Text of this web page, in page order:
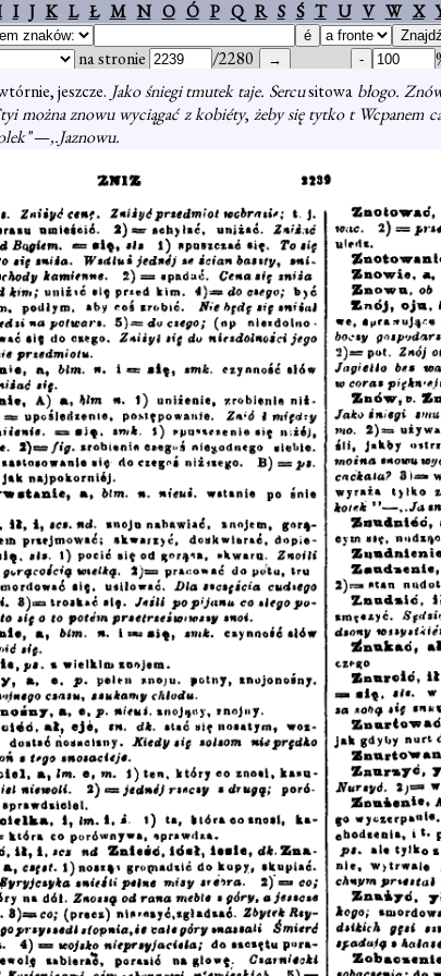
I J K L Ł M N O Ó P Q R S Ś T U V W X
na stronie /2280
jeszcze. Jako śniegi tmutek taje. Sercusitowa błogo.
można znowu wyciągać z kobiéty, żeby się tytko t Wcpanem
"—,.Jaznowu.